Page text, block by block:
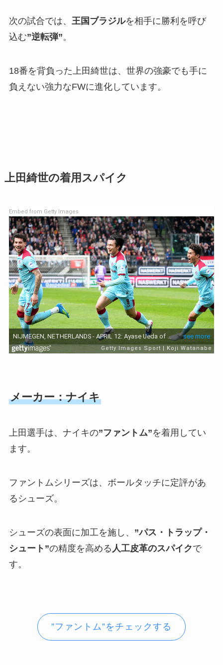
次の試合では、 王国ブラジルを相手に勝利を呼び
込む”逆転弾”。
18番を背負った上田綺世は、世界の強豪でも手に
負えない強力なFWに進化しています。
上田綺世の着用スパイク
Embed from Getty Images
メーカー：ナイキ
上田選手は、ナイキの”ファントム”を着用してい
ます。
ファントムシリーズは、ボールタッチに定評があ
るシューズ。
シューズの表面に加工を施し、 ”パス・トラップ・
シュート”の精度を高める 人工皮革のスパイクで
す。
”ファントム”をチェックする